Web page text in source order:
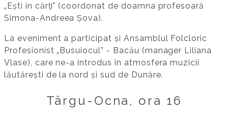
„Ești în cărți" (coordonat de doamna profesoară
Simona-Andreea Șova).
La eveniment a participat și Ansamblul Folcloric
Profesionist „Busuiocul” - Bacău (manager Liliana
Vlase), care ne-a introdus în atmosfera muzicii
lăutărești de la nord și sud de Dunăre.
Târgu-Ocna, ora 16